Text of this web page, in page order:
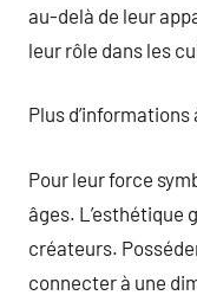
au-delà de leur
leur rôle dans les
Plus d’informations
Pour leur force
âges. L’esthétique
créateurs.
connecter à une